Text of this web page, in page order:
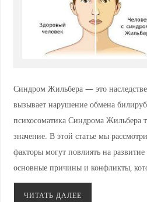
Синдром Жильбера — это
вызывает нарушение обмена
психосоматика Синдрома Жильбера
значение. В этой статье мы
факторы могут повлиять на развитие
основные причины и конфликты,
ЧИТАТЬ ДАЛЕЕ